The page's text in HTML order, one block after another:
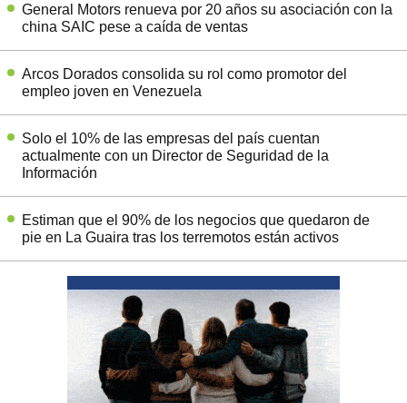
General Motors renueva por 20 años su asociación con la
china SAIC pese a caída de ventas
Arcos Dorados consolida su rol como promotor del
empleo joven en Venezuela
Solo el 10% de las empresas del país cuentan
actualmente con un Director de Seguridad de la
Información
Estiman que el 90% de los negocios que quedaron de
pie en La Guaira tras los terremotos están activos